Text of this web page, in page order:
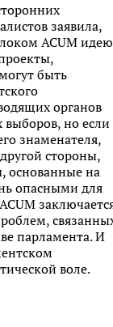
заявила,
ACUM идею
быть
органов
но если
знаменателя,
стороны,
основанные на
опасными для
парламента. И
воле.